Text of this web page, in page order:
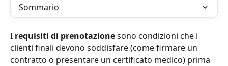
Sommario
I requisiti di prenotazione sono condizioni che i
clienti finali devono soddisfare (come firmare un
contratto o presentare un certificato medico) prima